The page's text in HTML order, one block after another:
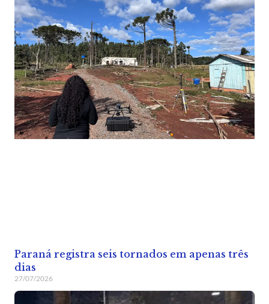
Paraná registra seis tornados em apenas três
dias
27/07/2026